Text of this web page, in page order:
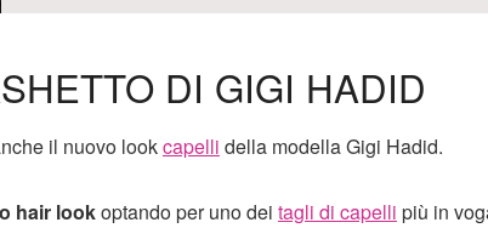
DI GIGI HADID
il nuovo lookcapelli della modella Gigi Hadid.
hair lookoptando per uno dei tagli di capelli più in